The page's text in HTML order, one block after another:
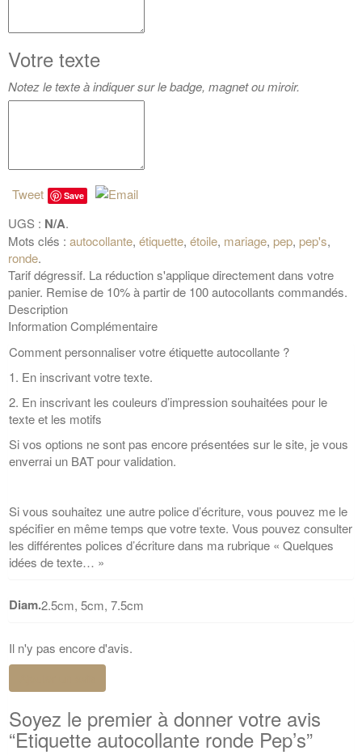
Votre texte
Notez le texte à indiquer sur le badge, magnet ou miroir.
Tweet Save
UGS : N/A.
Mots clés : autocollante, étiquette, étoile, mariage, pep, pep's,
ronde.
Tarif dégressif. La réduction s'applique directement dans votre
panier. Remise de 10% à partir de 100 autocollants commandés.
Description
Information Complémentaire
Comment personnaliser votre étiquette autocollante ?
1. En inscrivant votre texte.
2. En inscrivant les couleurs d’impression souhaitées pour le
texte et les motifs
Si vos options ne sont pas encore présentées sur le site, je vous
enverrai un BAT pour validation.
Si vous souhaitez une autre police d’écriture, vous pouvez me le
spécifier en même temps que votre texte. Vous pouvez consulter
les différentes polices d’écriture dans ma rubrique « Quelques
idées de texte… »
Diam.2.5cm, 5cm, 7.5cm
Il n'y pas encore d'avis.
Soyez le premier à donner votre avis
“Etiquette autocollante ronde Pep’s”